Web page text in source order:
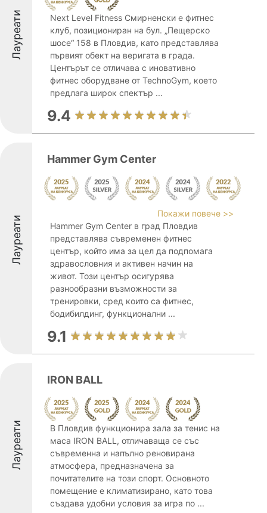
Лауреати
Next Level Fitness Смирненски е фитнес
клуб, позициониран на бул. „Пещерско
шосе“ 158 в Пловдив, като представлява
първият обект на веригата в града.
Центърът се отличава с иновативно
фитнес оборудване от TechnoGym, което
предлага широк спектър ...
9.4
Лауреати
Hammer Gym Center
Покажи повече >>
Hammer Gym Center в град Пловдив
представлява съвременен фитнес
център, който има за цел да подпомага
здравословния и активен начин на
живот. Този център осигурява
разнообразни възможности за
тренировки, сред които са фитнес,
бодибилдинг, функционални ...
9.1
Лауреати
IRON BALL
В Пловдив функционира зала за тенис на
маса IRON BALL, отличаваща се със
съвременна и напълно реновирана
атмосфера, предназначена за
почитателите на този спорт. Основното
помещение е климатизирано, като това
създава удобни условия за игра по ...